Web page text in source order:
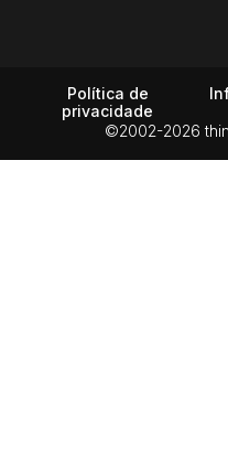
©2002-2026
Política de
privacidade